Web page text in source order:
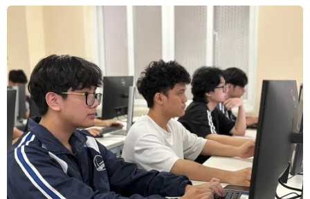
này thì người lao động rất là khó để quyết định
mức lương thỏa thuận trong một hợp đồng lao
động.
Như vậy thì có mâu thuẫn không vì người chủ thì
chỉ muốn trả thấp để giảm chi phí còn người lao
động lại muốn được hưởng lương cao?
Bà Trương Thị Mai: Đúng như vậy, trong các